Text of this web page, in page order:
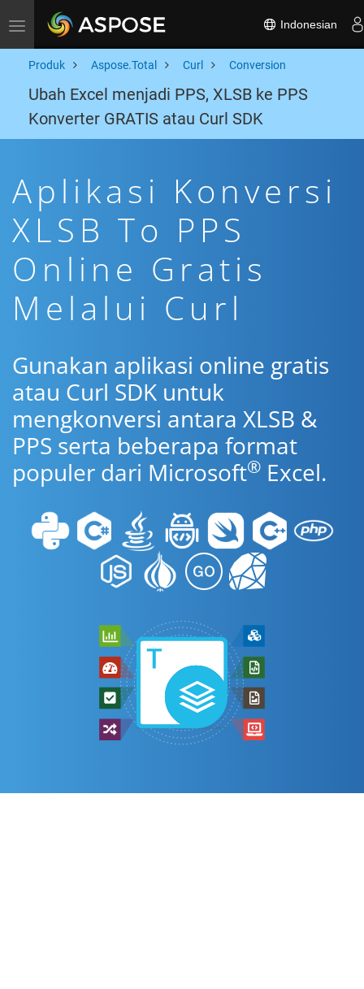
Toggle navigation Indonesian
Produk Aspose.Total Curl Conversion
Ubah Excel menjadi PPS, XLSB ke PPS
Konverter GRATIS atau Curl SDK
Aplikasi Konversi
XLSB To PPS
Online Gratis
Melalui Curl
Gunakan aplikasi online gratis
atau Curl SDK untuk
mengkonversi antara XLSB &
PPS serta beberapa format
populer dari Microsoft® Excel.